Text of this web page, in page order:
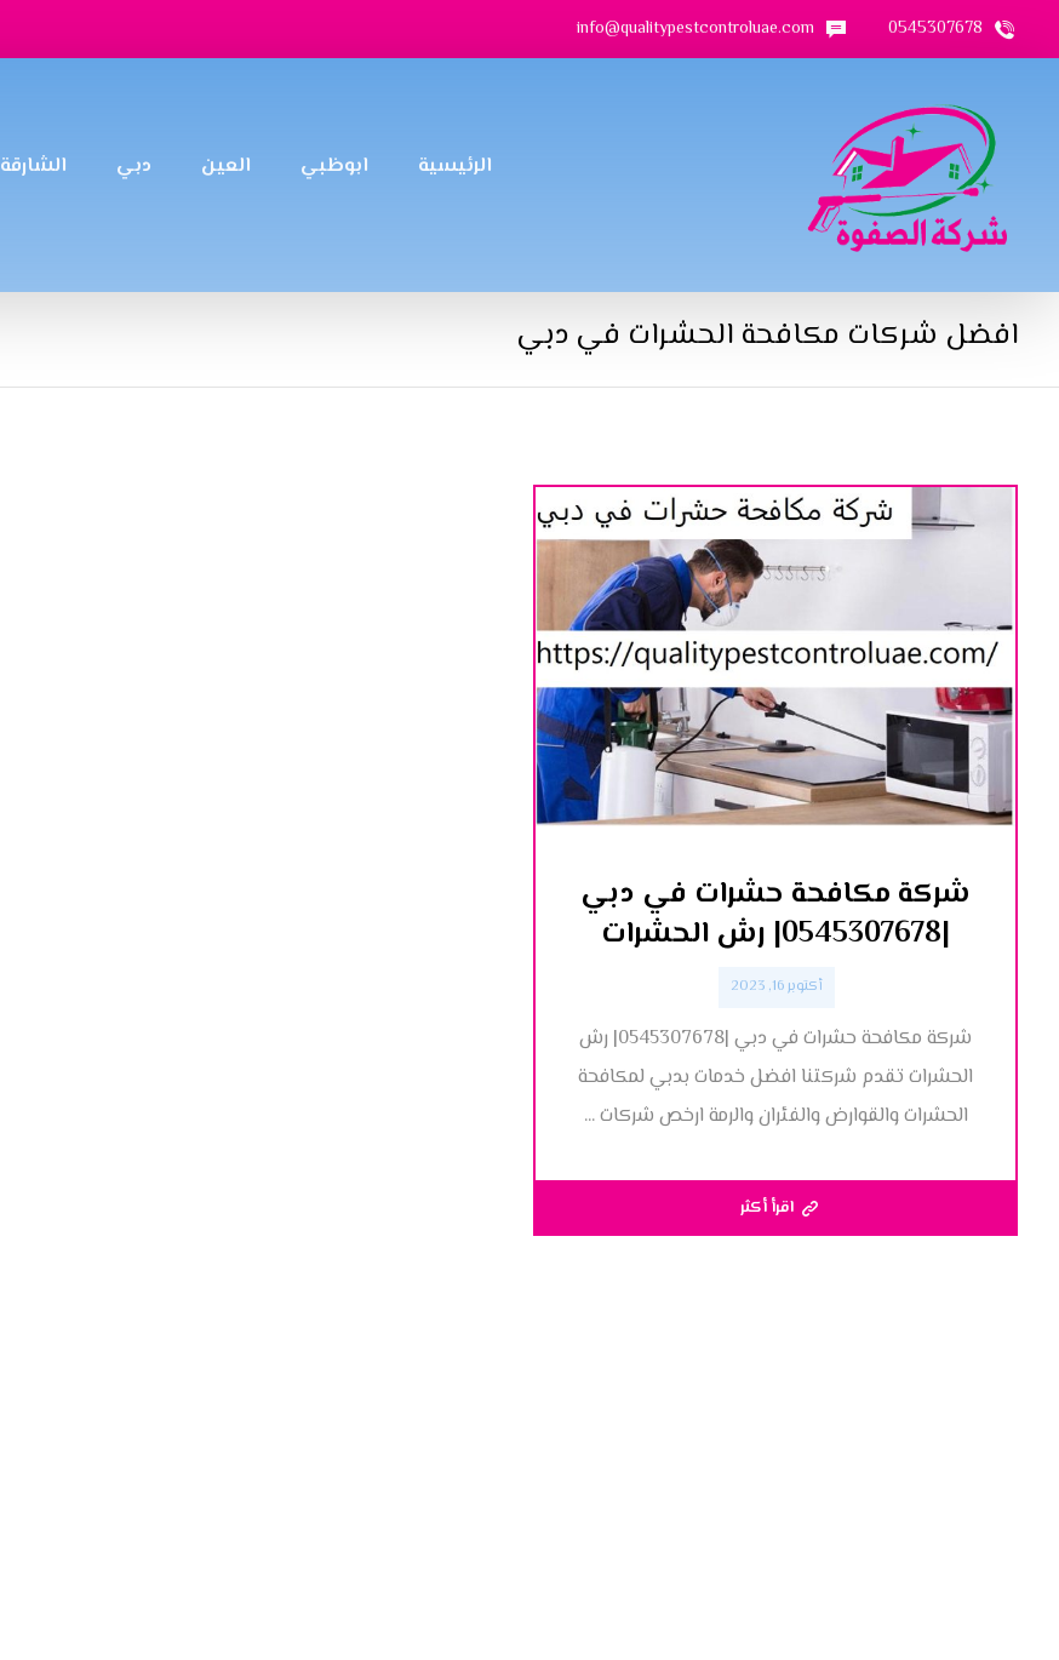
0545307678
info@qualitypestcontroluae.com
الرئيسية ابوظبي العين دبي الشارقة
افضل شركات مكافحة الحشرات في دبي
شركة مكافحة حشرات في دبي
|0545307678| رش الحشرات
أكتوبر 16, 2023
شركة مكافحة حشرات في دبي |0545307678| رش
الحشرات تقدم شركتنا افضل خدمات بدبي لمكافحة
الحشرات والقوارض والفئران والرمة ارخص شركات ...
اقرأ أكثر